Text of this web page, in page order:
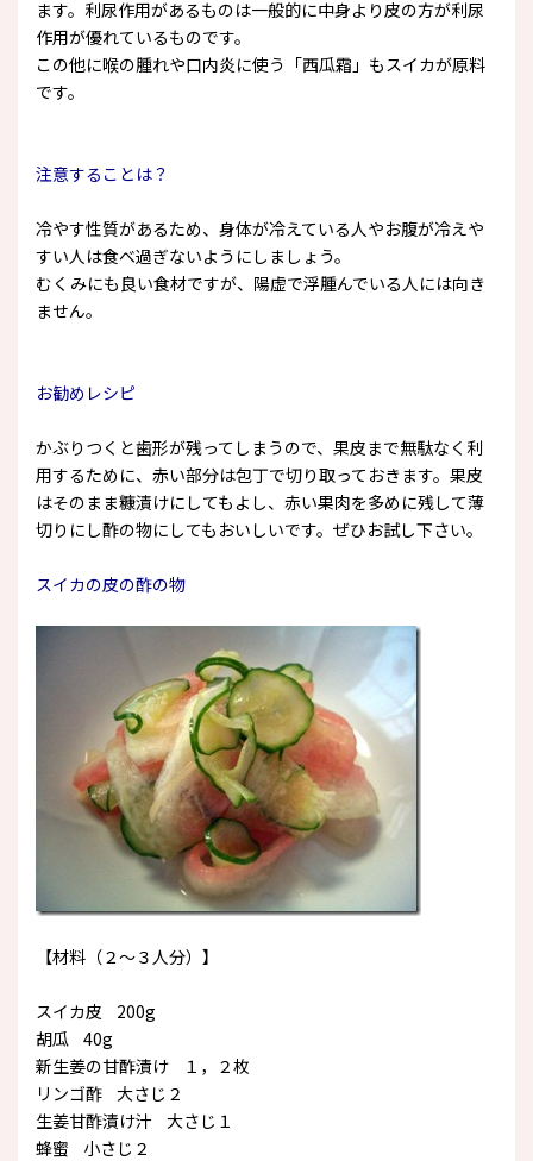
ます。利尿作用があるものは一般的に中身より皮の方が利尿
作用が優れているものです。
この他に喉の腫れや口内炎に使う「西瓜霜」もスイカが原料
です。
注意することは？
冷やす性質があるため、身体が冷えている人やお腹が冷えや
すい人は食べ過ぎないようにしましょう。
むくみにも良い食材ですが、陽虚で浮腫んでいる人には向き
ません。
お勧めレシピ
かぶりつくと歯形が残ってしまうので、果皮まで無駄なく利
用するために、赤い部分は包丁で切り取っておきます。果皮
はそのまま糠漬けにしてもよし、赤い果肉を多めに残して薄
切りにし酢の物にしてもおいしいです。ぜひお試し下さい。
スイカの皮の酢の物
【材料（２～３人分）】
スイカ皮 200g
胡瓜 40g
新生姜の甘酢漬け １，２枚
リンゴ酢 大さじ２
生姜甘酢漬け汁 大さじ１
蜂蜜 小さじ２